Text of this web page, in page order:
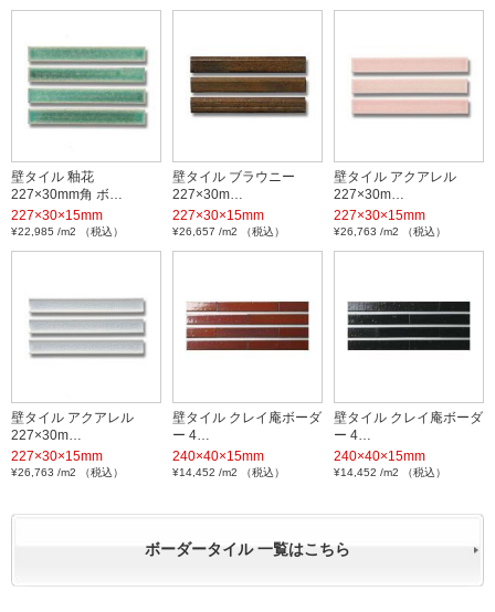
壁タイル 釉花
227×30mm角 ボ…
227×30×15mm
¥22,985 /m2 （税込）
壁タイル ブラウニー
227×30m…
227×30×15mm
¥26,657 /m2 （税込）
壁タイル アクアレル
227×30m…
227×30×15mm
¥26,763 /m2 （税込）
壁タイル アクアレル
227×30m…
227×30×15mm
¥26,763 /m2 （税込）
壁タイル クレイ庵ボーダ
ー 4…
240×40×15mm
¥14,452 /m2 （税込）
壁タイル クレイ庵ボーダ
ー 4…
240×40×15mm
¥14,452 /m2 （税込）
ボーダータイル 一覧はこちら